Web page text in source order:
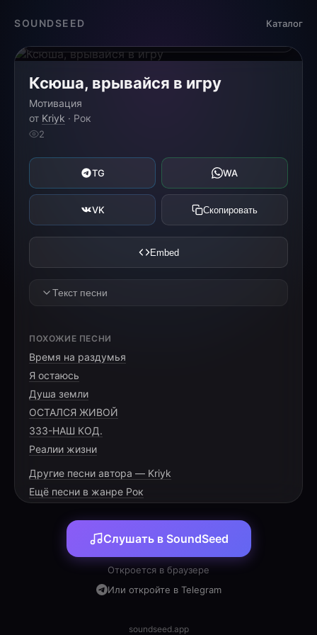
SOUNDSEED Каталог
Ксюша, врывайся в игру
Мотивация
от Kriyk · Рок
2
TG WA
VK Скопировать
Embed
Текст песни
Кнопка «В бой», и свет горит в окне,
Ранг — лишь цифра, просто верь мне.
Бронза — это только лишь начало,
[PRE-CHORUS]
Страх ошибки тянет вниз порой,
Но победа ждёт за той чертой.
Вместе мы заходим в этот бой,
ПОХОЖИЕ ПЕСНИ
Время на раздумья
Я остаюсь
Душа земли
ОСТАЛСЯ ЖИВОЙ
333-НАШ КОД.
Реалии жизни
Другие песни автора — Kriyk
Ещё песни в жанре Рок
Слушать в SoundSeed
Откроется в браузере
Или откройте в Telegram
soundseed.app